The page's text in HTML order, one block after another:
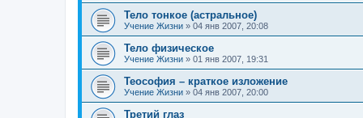
Тело тонкое (астральное)
Учение Жизни » 04 янв 2007, 20:08
Тело физическое
Учение Жизни » 01 янв 2007, 19:31
Теософия – краткое изложение
Учение Жизни » 04 янв 2007, 20:00
Третий глаз